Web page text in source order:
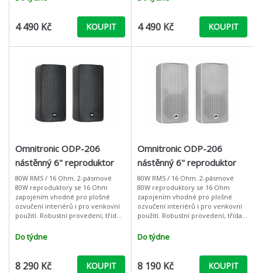
4 490 Kč KOUPIT 4 490 Kč KOUPIT
Omnitronic ODP-206
nástěnný 6" reproduktor
80W, 16 Ohm, IP54, černý,
cena / pár
80W RMS / 16 Ohm. 2-pásmové
80W reproduktory se 16 Ohm
zapojením vhodné pro plošné
ozvučení interiérů i pro venkovní
použití. Robustní provedení, třída
držák. Ideální reproboxy pro ozvu
Do týdne
8 290 Kč KOUPIT
Omnitronic ODP-206
nástěnný 6" reproduktor
80W, 16 Ohm, IP54, bílý,
cena / pár
80W RMS / 16 Ohm. 2-pásmové
80W reproduktory se 16 Ohm
zapojením vhodné pro plošné
ozvučení interiérů i pro venkovní
použití. Robustní provedení, třída
držák. Ideální reproboxy pro ozvu
Do týdne
8 190 Kč KOUPIT